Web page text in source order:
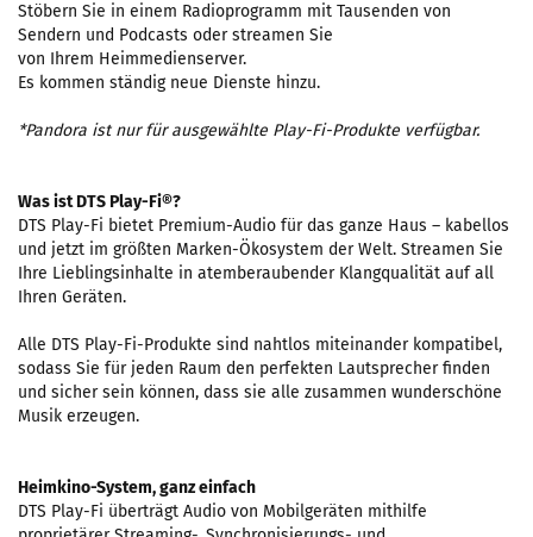
Stöbern Sie in einem Radioprogramm mit Tausenden von
Sendern und Podcasts oder streamen Sie
von Ihrem Heimmedienserver.
Es kommen ständig neue Dienste hinzu.
*Pandora ist nur für ausgewählte Play-Fi-Produkte verfügbar.
Was ist DTS Play-Fi®?
DTS Play-Fi bietet Premium-Audio für das ganze Haus – kabellos
und jetzt im größten Marken-Ökosystem der Welt. Streamen Sie
Ihre Lieblingsinhalte in atemberaubender Klangqualität auf all
Ihren Geräten.
Alle DTS Play-Fi-Produkte sind nahtlos miteinander kompatibel,
sodass Sie für jeden Raum den perfekten Lautsprecher finden
und sicher sein können, dass sie alle zusammen wunderschöne
Musik erzeugen.
Heimkino-System, ganz einfach
DTS Play-Fi überträgt Audio von Mobilgeräten mithilfe